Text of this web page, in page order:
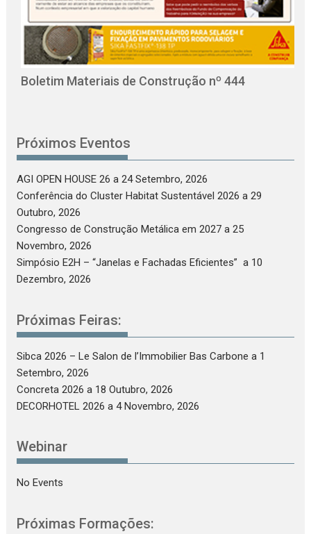
Boletim Materiais de Construção nº 444
Próximos Eventos
AGI OPEN HOUSE 26 a 24 Setembro, 2026
Conferência do Cluster Habitat Sustentável 2026 a 29
Outubro, 2026
Congresso de Construção Metálica em 2027 a 25
Novembro, 2026
Simpósio E2H – “Janelas e Fachadas Eficientes” a 10
Dezembro, 2026
Próximas Feiras:
Sibca 2026 – Le Salon de l’Immobilier Bas Carbone a 1
Setembro, 2026
Concreta 2026 a 18 Outubro, 2026
DECORHOTEL 2026 a 4 Novembro, 2026
Webinar
No Events
Próximas Formações: